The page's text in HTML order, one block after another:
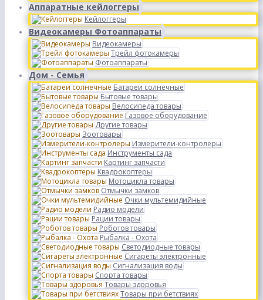
Аппаратные кейлоггеры
Кейлоггеры
Видеокамеры Фотоаппараты
Видеокамеры
Трейл фотокамеры
Фотоаппараты
Дом - Семья
Батареи солнечные
Бытовые товары
Велосипеда товары
Газовое оборудование
Другие товары
Зоотовары
Измерители-контролеры
Инструменты сада
Картинг запчасти
Квадрокоптеры
Мотоцикла товары
Отмычки замков
Очки мультемидийные
Радио модели
Рации товары
Роботов товары
Рыбалка - Охота
Светодиодные товары
Сигареты электронные
Сигнализация воды
Спорта товары
Товары здоровья
Товары при бетствиях